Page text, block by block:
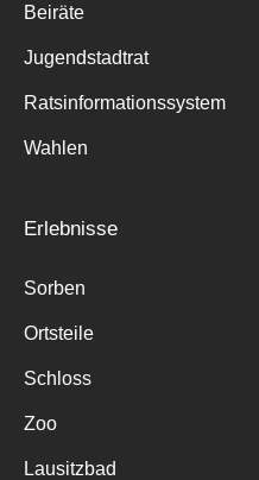
Beiräte
Jugendstadtrat
Ratsinformationssystem
Wahlen
Erlebnisse
Sorben
Ortsteile
Schloss
Zoo
Lausitzbad